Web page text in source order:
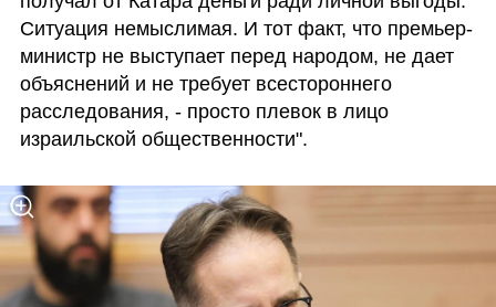
Ситуация немыслимая. И тот факт, что премьер-
министр не выступает перед народом, не дает
объяснений и не требует всестороннего
расследования, - просто плевок в лицо
израильской общественности".